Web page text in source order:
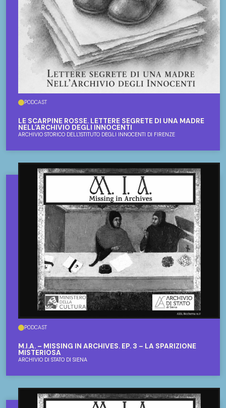
PODCAST
LE SCARPINE ROSSE. LETTERE SEGRETE DI UNA MADRE
NELL'ARCHIVIO DEGLI INNOCENTI
ARCHIVIO STORICO DELL'ISTITUTO DEGLI INNOCENTI DI FIRENZE
PODCAST
M.I.A. – MISSING IN ARCHIVES. EP. 3 – LA SPARIZIONE
MISTERIOSA
ARCHIVIO DI STATO DI SIENA